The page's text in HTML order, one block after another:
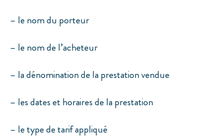
– le nom du porteur
– le nom de l’acheteur
– la dénomination de la prestation vendue
– les dates et horaires de la prestation
– le type de tarif appliqué